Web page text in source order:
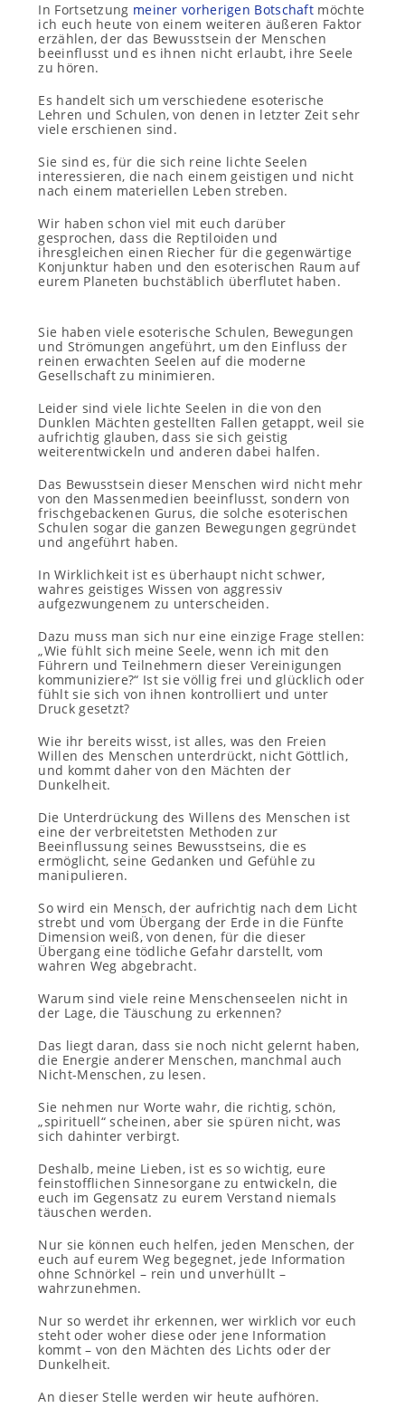
In Fortsetzung meiner vorherigen Botschaft möchte
ich euch heute von einem weiteren äußeren Faktor
erzählen, der das Bewusstsein der Menschen
beeinflusst und es ihnen nicht erlaubt, ihre Seele
zu hören.
Es handelt sich um verschiedene esoterische
Lehren und Schulen, von denen in letzter Zeit sehr
viele erschienen sind.
Sie sind es, für die sich reine lichte Seelen
interessieren, die nach einem geistigen und nicht
nach einem materiellen Leben streben.
Wir haben schon viel mit euch darüber
gesprochen, dass die Reptiloiden und
ihresgleichen einen Riecher für die gegenwärtige
Konjunktur haben und den esoterischen Raum auf
eurem Planeten buchstäblich überflutet haben.
Sie haben viele esoterische Schulen, Bewegungen
und Strömungen angeführt, um den Einfluss der
reinen erwachten Seelen auf die moderne
Gesellschaft zu minimieren.
Leider sind viele lichte Seelen in die von den
Dunklen Mächten gestellten Fallen getappt, weil sie
aufrichtig glauben, dass sie sich geistig
weiterentwickeln und anderen dabei halfen.
Das Bewusstsein dieser Menschen wird nicht mehr
von den Massenmedien beeinflusst, sondern von
frischgebackenen Gurus, die solche esoterischen
Schulen sogar die ganzen Bewegungen gegründet
und angeführt haben.
In Wirklichkeit ist es überhaupt nicht schwer,
wahres geistiges Wissen von aggressiv
aufgezwungenem zu unterscheiden.
Dazu muss man sich nur eine einzige Frage stellen:
„Wie fühlt sich meine Seele, wenn ich mit den
Führern und Teilnehmern dieser Vereinigungen
kommuniziere?“ Ist sie völlig frei und glücklich oder
fühlt sie sich von ihnen kontrolliert und unter
Druck gesetzt?
Wie ihr bereits wisst, ist alles, was den Freien
Willen des Menschen unterdrückt, nicht Göttlich,
und kommt daher von den Mächten der
Dunkelheit.
Die Unterdrückung des Willens des Menschen ist
eine der verbreitetsten Methoden zur
Beeinflussung seines Bewusstseins, die es
ermöglicht, seine Gedanken und Gefühle zu
manipulieren.
So wird ein Mensch, der aufrichtig nach dem Licht
strebt und vom Übergang der Erde in die Fünfte
Dimension weiß, von denen, für die dieser
Übergang eine tödliche Gefahr darstellt, vom
wahren Weg abgebracht.
Warum sind viele reine Menschenseelen nicht in
der Lage, die Täuschung zu erkennen?
Das liegt daran, dass sie noch nicht gelernt haben,
die Energie anderer Menschen, manchmal auch
Nicht-Menschen, zu lesen.
Sie nehmen nur Worte wahr, die richtig, schön,
„spirituell“ scheinen, aber sie spüren nicht, was
sich dahinter verbirgt.
Deshalb, meine Lieben, ist es so wichtig, eure
feinstofflichen Sinnesorgane zu entwickeln, die
euch im Gegensatz zu eurem Verstand niemals
täuschen werden.
Nur sie können euch helfen, jeden Menschen, der
euch auf eurem Weg begegnet, jede Information
ohne Schnörkel – rein und unverhüllt –
wahrzunehmen.
Nur so werdet ihr erkennen, wer wirklich vor euch
steht oder woher diese oder jene Information
kommt – von den Mächten des Lichts oder der
Dunkelheit.
An dieser Stelle werden wir heute aufhören.